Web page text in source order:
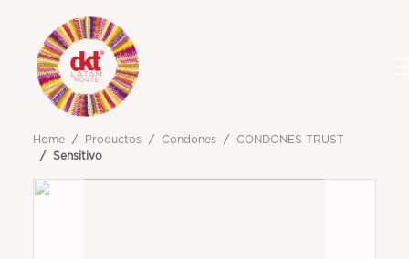
Home Productos Condones
CONDONES TRUST
Sensitivo